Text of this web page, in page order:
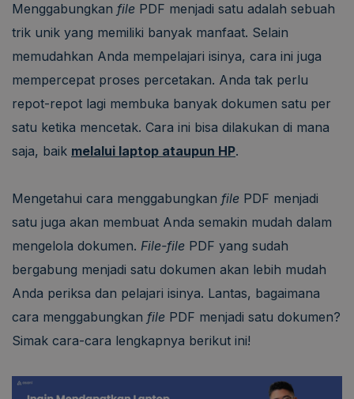
Menggabungkan file PDF menjadi satu adalah sebuah
trik unik yang memiliki banyak manfaat. Selain
memudahkan Anda mempelajari isinya, cara ini juga
mempercepat proses percetakan. Anda tak perlu
repot-repot lagi membuka banyak dokumen satu per
satu ketika mencetak. Cara ini bisa dilakukan di mana
saja, baik melalui laptop ataupun HP.
Mengetahui cara menggabungkan file PDF menjadi
satu juga akan membuat Anda semakin mudah dalam
mengelola dokumen. File-file PDF yang sudah
bergabung menjadi satu dokumen akan lebih mudah
Anda periksa dan pelajari isinya. Lantas, bagaimana
cara menggabungkan file PDF menjadi satu dokumen?
Simak cara-cara lengkapnya berikut ini!